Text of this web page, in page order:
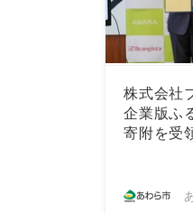
株式会社
企業版ふ
寄附を受